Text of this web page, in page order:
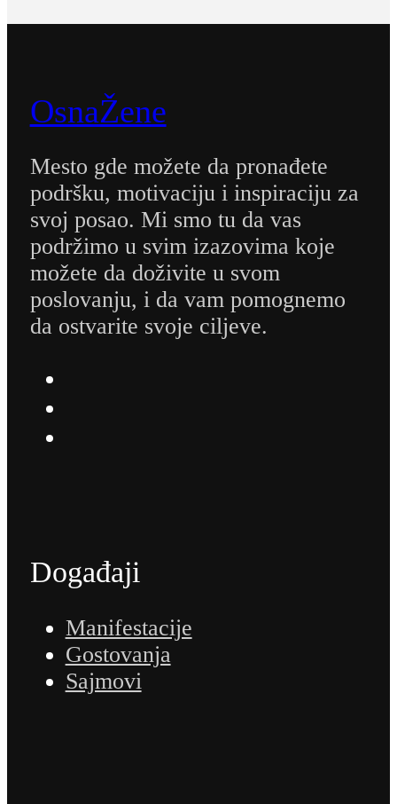
OsnaŽene
Mesto gde možete da pronađete
podršku, motivaciju i inspiraciju za
svoj posao. Mi smo tu da vas
podržimo u svim izazovima koje
možete da doživite u svom
poslovanju, i da vam pomognemo
da ostvarite svoje ciljeve.
Događaji
Manifestacije
Gostovanja
Sajmovi